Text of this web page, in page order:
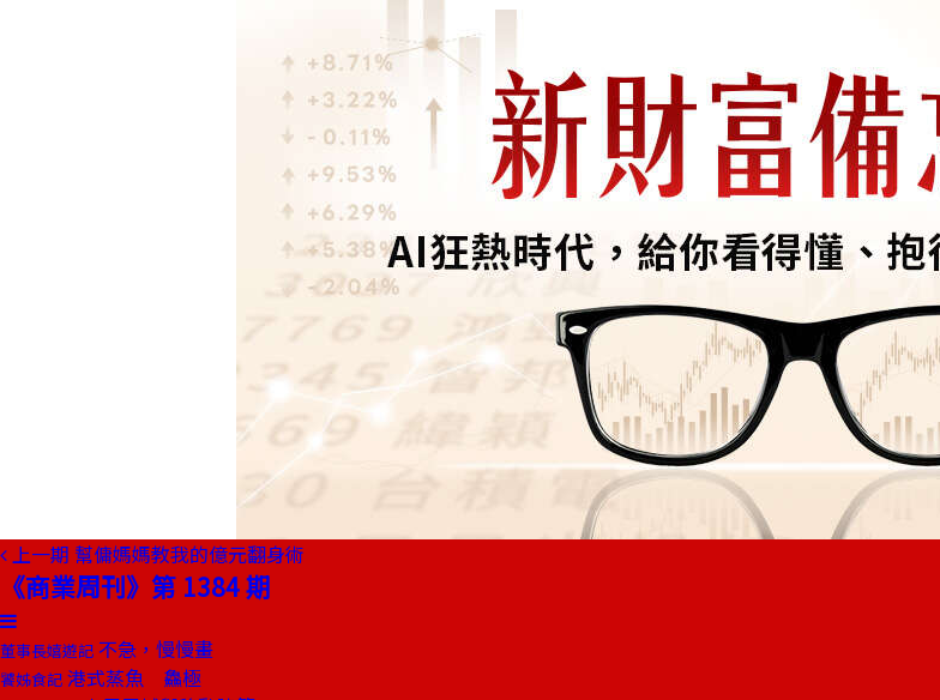
上一期 幫傭媽媽教我的億元翻身術
《商業周刊》第 1384 期
董事長嬉遊記 不急，慢慢畫
饕姊食記 港式蒸魚 鱻極